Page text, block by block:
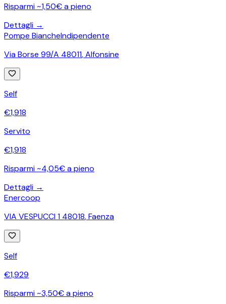
Risparmi ~1,50€ a pieno
Dettagli →
Pompe BiancheIndipendente
Via Borse 99/A 48011,Alfonsine
Self
€1,918
Servito
€1,918
Risparmi ~4,05€ a pieno
Dettagli →
Enercoop
VIA VESPUCCI 1 48018,Faenza
Self
€1,929
Risparmi ~3,50€ a pieno